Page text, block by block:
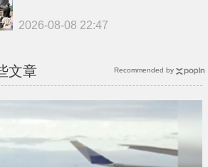
2026-08-08 22:47
文章 Recommended by